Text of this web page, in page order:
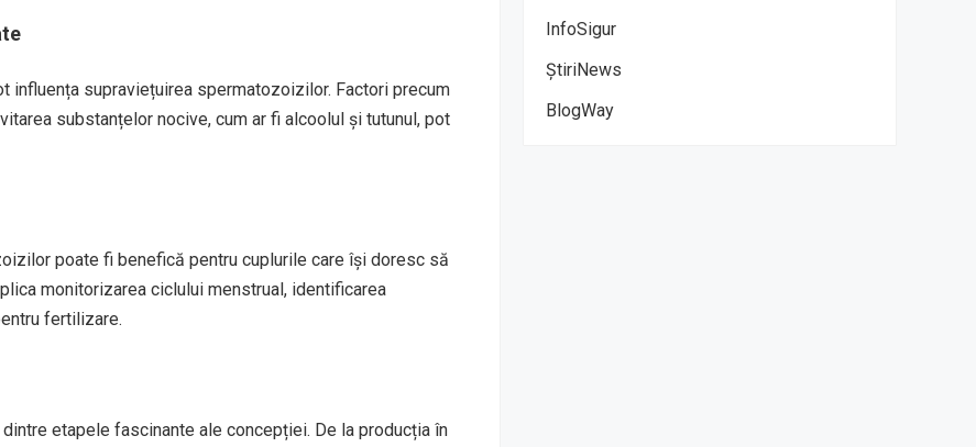
influența supraviețuirea spermatozoizilor. Factori precum
substanțelor nocive, cum ar fi alcoolul și tutunul, pot
poate fi benefică pentru cuplurile care își doresc să
monitorizarea ciclului menstrual, identificarea
fertilizare.
etapele fascinante ale concepției. De la producția în
InfoSigur
ȘtiriNews
BlogWay